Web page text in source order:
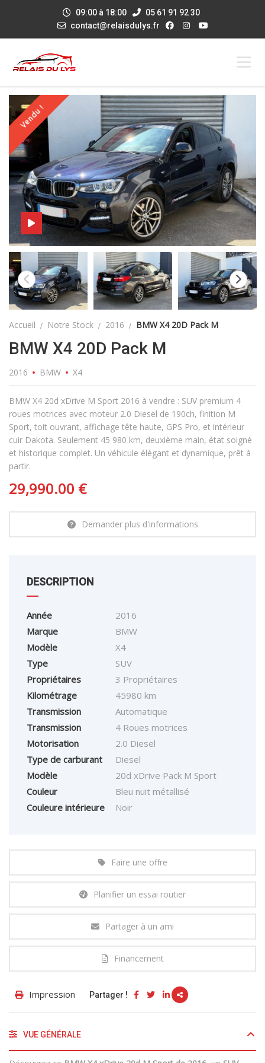
09:00 à 18:00
05 61 91 92 30
contact@relaisdulys.fr
Vendu !
Accueil Notre Stock 2016 BMW X4 20D Pack M
BMW X4 20D Pack M
2016 BMW X4
BMW X4 20d xDrive M Sport 2016 à vendre : SUV premium 4
roues motrices avec moteur 2.0 Diesel de 190ch, finition M
Sport, toit ouvrant, affichage tête haute, GPS Pro, et intérieur
cuir Dakota. Seulement 45 980 km, deuxième main, état soigné
et historique complet. Un véhicule élégant et dynamique, prêt à
partir.
29,990.00 €
Demander plus d'informations
DESCRIPTION
Année
2016
Marque
BMW
Modèle
X4
Type
SUV
Propriétaires
3 Propriétaires
Kilométrage
45980 km
Transmission
Automatique
Transmission
4 Roues motrices
Motorisation
2.0 Diesel
Type de carburant
Diesel
Modèle
20d xDrive Pack M Sport
Couleur
Bleu nuit métallisé
Couleure intérieure
Noir
Faire une offre
Planifier un essai routier
Partager à un ami
Financement
Impression Partager !
VUE GÉNÉRALE